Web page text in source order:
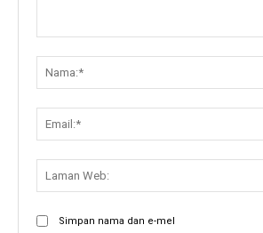
Simpan nama dan e-mel